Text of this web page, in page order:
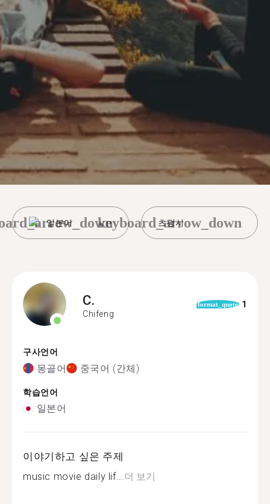
일본어 츠펑시
keyboard_arrow_down
C.
Chifeng
format_quote 1
구사언어
몽골어 중국어 (간체)
학습언어
일본어
이야기하고 싶은 주제
music movie daily lif...더 보기